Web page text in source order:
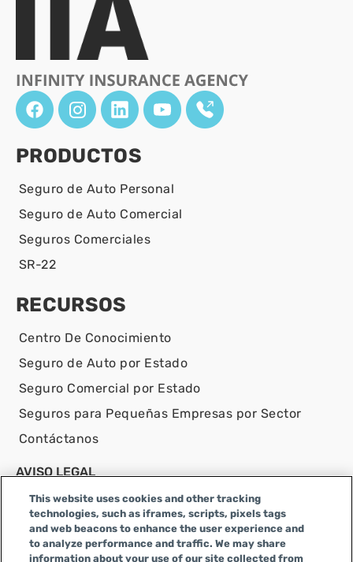
PRODUCTOS
Seguro de Auto Personal
Seguro de Auto Comercial
Seguros Comerciales
SR-22
RECURSOS
Centro De Conocimiento
Seguro de Auto por Estado
Seguro Comercial por Estado
Seguros para Pequeñas Empresas por Sector
Contáctanos
AVISO LEGAL
Infinity Insurance Agency, Inc. opera como Infinity
General Insurance Agency en CA y es una empresa de
Alabama, con número de licencia en CA 0F04179.
Infinity Insurance Agency, Inc. realiza negocios como
This website uses cookies and other tracking
technologies, such as iframes, scripts, pixels tags
and web beacons to enhance the user experience and
to analyze performance and traffic. We may share
information about your use of our site collected from